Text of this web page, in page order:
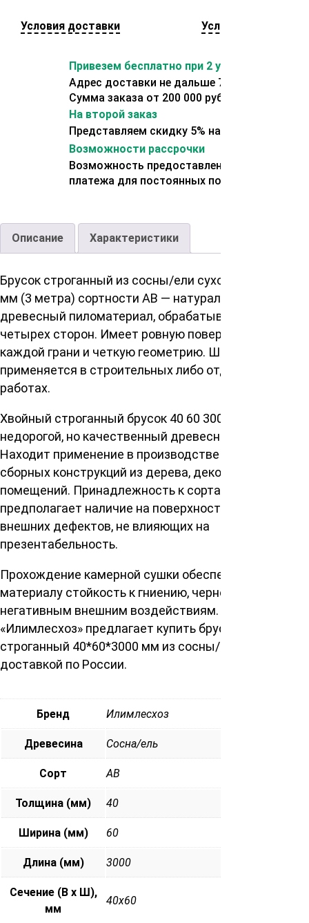
Условия доставки Условия оплаты
Привезем бесплатно при 2 условиях:
Адрес доставки не дальше 70 км от склада.
Сумма заказа от 200 000 рублей.
На второй заказ
Представляем скидку 5% на второй заказ
Возможности рассрочки
Возможность предоставления отсрочки
платежа для постоянных покупателей.
Описание Характеристики
Брусок строганный из сосны/ели сухой 40х60х3000
мм (3 метра) сортности AB — натуральный
древесный пиломатериал, обрабатываемый с
четырех сторон. Имеет ровную поверхность
каждой грани и четкую геометрию. Широко
применяется в строительных либо отделочных
работах.
Хвойный строганный брусок 40 60 3000 мм (3 м.) —
недорогой, но качественный древесный материал.
Находит применение в производстве обрешеток,
сборных конструкций из дерева, декорировании
помещений. Принадлежность к сортаменту АВ
предполагает наличие на поверхности небольших
внешних дефектов, не влияющих на
презентабельность.
Прохождение камерной сушки обеспечивает
материалу стойкость к гниению, чернению,
негативным внешним воздействиям. Компания
«Илимлесхоз» предлагает купить брусок
строганный 40*60*3000 мм из сосны/ели с
доставкой по России.
Бренд Илимлесхоз
Древесина Сосна/ель
Сорт АВ
Толщина (мм) 40
Ширина (мм) 60
Длина (мм) 3000
Сечение (В х Ш),
мм
40х60